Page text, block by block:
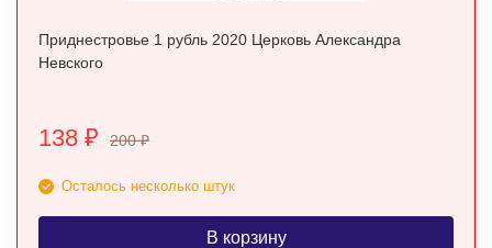
Приднестровье 1 рубль 2020 Церковь Александра
Невского
138 ₽ 200₽
Осталось несколько штук
В корзину